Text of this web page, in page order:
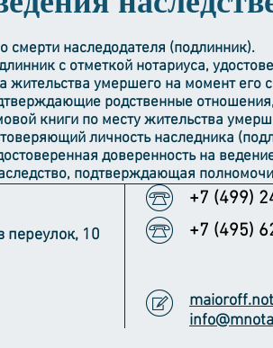
смерти наследодателя (подлинник).
с отметкой нотариуса,
жительства умершего на момент его
родственные
книги по месту жительства
личность наследника
доверенность на
подтверждающая
+7 (499)
переулок, 10
+7 (495)